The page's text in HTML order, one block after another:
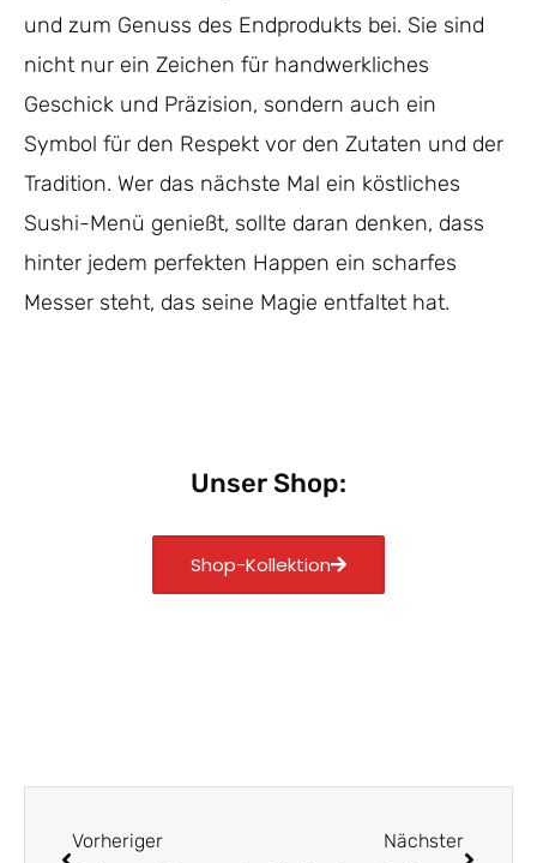
und zum Genuss des Endprodukts bei. Sie sind
nicht nur ein Zeichen für handwerkliches
Geschick und Präzision, sondern auch ein
Symbol für den Respekt vor den Zutaten und der
Tradition. Wer das nächste Mal ein köstliches
Sushi-Menü genießt, sollte daran denken, dass
hinter jedem perfekten Happen ein scharfes
Messer steht, das seine Magie entfaltet hat.
Unser Shop:
Shop-Kollektion
Vorheriger Nächster